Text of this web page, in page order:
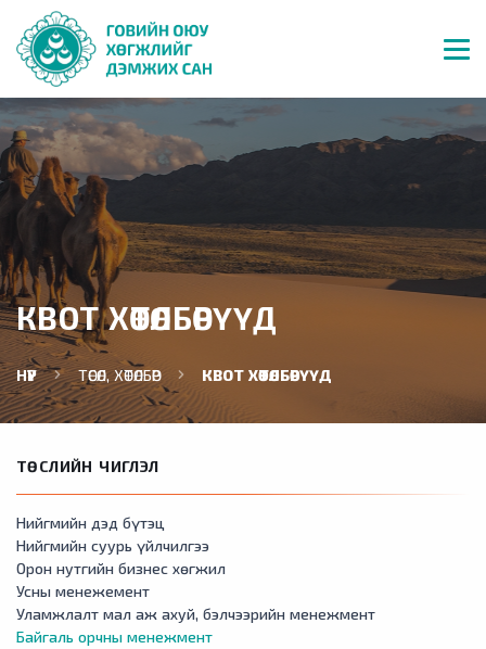
КВОТ ХӨТӨЛБӨРҮҮД
НҮҮР ТӨСӨЛ, ХӨТӨЛБӨР КВОТ ХӨТӨЛБӨРҮҮД
ТӨСЛИЙН ЧИГЛЭЛ
Нийгмийн дэд бүтэц
Нийгмийн суурь үйлчилгээ
Орон нутгийн бизнес хөгжил
Усны менежемент
Уламжлалт мал аж ахуй, бэлчээрийн менежмент
Байгаль орчны менежмент